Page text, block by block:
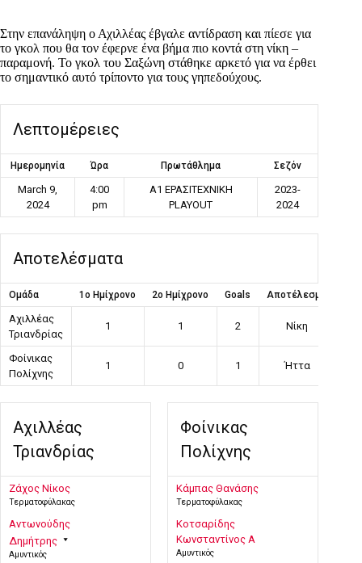
Στην επανάληψη ο Αχιλλέας έβγαλε αντίδραση και πίεσε για
το γκολ που θα τον έφερνε ένα βήμα πιο κοντά στη νίκη –
παραμονή. Το γκολ του Σαξώνη στάθηκε αρκετό για να έρθει
το σημαντικό αυτό τρίποντο για τους γηπεδούχους.
Λεπτομέρειες
Ημερομηνία Ώρα Πρωτάθλημα Σεζόν
March 9,
2024
4:00
pm
Α1 ΕΡΑΣΙΤΕΧΝΙΚΗ
PLAYOUT
2023-
2024
Αποτελέσματα
Ομάδα 1ο Ημίχρονο 2ο Ημίχρονο Goals Αποτέλεσμα
Αχιλλέας
Τριανδρίας
1 1 2 Νίκη
Φοίνικας
Πολίχνης
1 0 1 Ήττα
Αχιλλέας
Τριανδρίας
Ζάχος Νίκος
Τερματοφύλακας
Αντωνούδης
Δημήτρης
Αμυντικός
Φοίνικας
Πολίχνης
Κάμπας Θανάσης
Τερματοφύλακας
Κοτσαρίδης
Κωνσταντίνος Α
Αμυντικός